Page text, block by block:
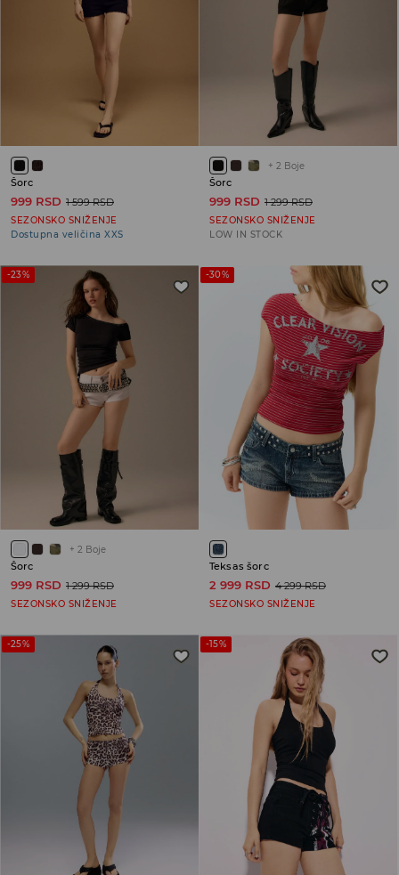
Šorc
999 RSD 1 599 RSD
SEZONSKO SNIŽENJE
Dostupna veličina XXS
+ 2 Boje
Šorc
999 RSD 1 299 RSD
SEZONSKO SNIŽENJE
LOW IN STOCK
-23%
+ 2 Boje
Šorc
999 RSD 1 299 RSD
SEZONSKO SNIŽENJE
-30%
Teksas šorc
2 999 RSD 4 299 RSD
SEZONSKO SNIŽENJE
-25% -15%